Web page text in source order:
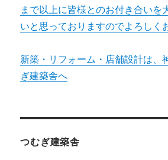
まで以上に皆様とのお付き合いを
いと思っておりますのでよろしく
新築・リフォーム・店舗設計は、
ぎ建築舎へ
つむぎ建築舎